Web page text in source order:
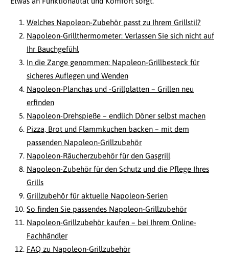
Welches Napoleon-Zubehör passt zu Ihrem Grillstil?
Napoleon-Grillthermometer: Verlassen Sie sich nicht auf
Ihr Bauchgefühl
In die Zange genommen: Napoleon-Grillbesteck für
sicheres Auflegen und Wenden
Napoleon-Planchas und -Grillplatten – Grillen neu
erfinden
Napoleon-Drehspieße – endlich Döner selbst machen
Pizza, Brot und Flammkuchen backen – mit dem
passenden Napoleon-Grillzubehör
Napoleon-Räucherzubehör für den Gasgrill
Napoleon-Zubehör für den Schutz und die Pflege Ihres
Grills
Grillzubehör für aktuelle Napoleon-Serien
So finden Sie passendes Napoleon-Grillzubehör
Napoleon-Grillzubehör kaufen – bei Ihrem Online-
Fachhändler
FAQ zu Napoleon-Grillzubehör